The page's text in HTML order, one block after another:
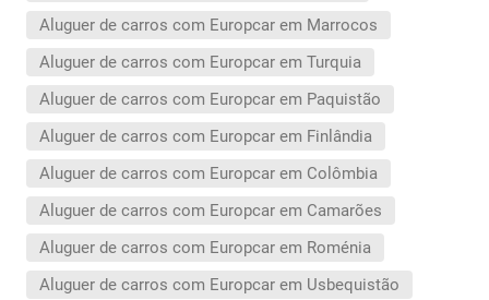
Aluguer de carros com Europcar em Marrocos
Aluguer de carros com Europcar em Turquia
Aluguer de carros com Europcar em Paquistão
Aluguer de carros com Europcar em Finlândia
Aluguer de carros com Europcar em Colômbia
Aluguer de carros com Europcar em Camarões
Aluguer de carros com Europcar em Roménia
Aluguer de carros com Europcar em Usbequistão